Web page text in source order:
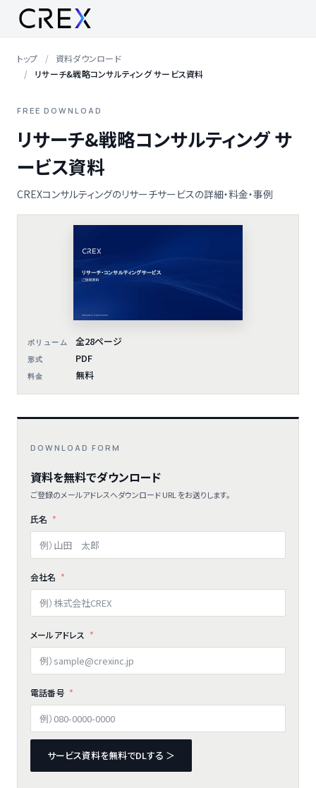
トップ
資料ダウンロード
リサーチ&戦略コンサルティング サービス資料
FREE DOWNLOAD
リサーチ&戦略コンサルティング サ
ービス資料
CREXコンサルティングのリサーチサービスの詳細・料金・事例
ボリューム 全28ページ
形式 PDF
料金 無料
DOWNLOAD FORM
資料を無料でダウンロード
ご登録のメールアドレスへダウンロード URL をお送りします。
氏名
会社名
メールアドレス
電話番号
サービス資料を無料でDLする ＞